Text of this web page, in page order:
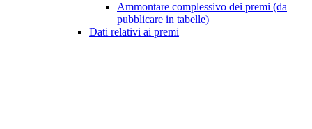
Ammontare complessivo dei premi (da
pubblicare in tabelle)
Dati relativi ai premi